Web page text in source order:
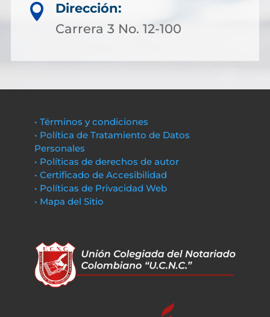

Dirección:
Carrera 3 No. 12-100
• Términos y condiciones
• Política de Tratamiento de Datos
Personales
• Políticas de derechos de autor
• Certificado de Accesibilidad
• Políticas de Privacidad Web
• Mapa del Sitio